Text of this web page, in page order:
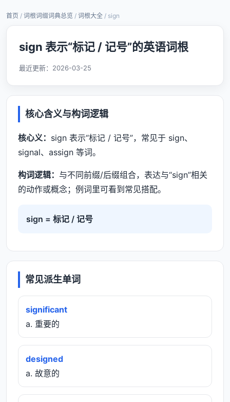
首页 / 词根词缀词典总览 / 词根大全 / sign
sign 表示“标记 / 记号”的英语词根
最近更新： 2026-03-25
核心含义与构词逻辑
核心义： sign 表示“标记 / 记号”，常见于 sign、
signal、assign 等词。
构词逻辑： 与不同前缀/后缀组合，表达与“sign”相关
的动作或概念；例词里可看到常见搭配。
sign = 标记 / 记号
常见派生单词
significant
a. 重要的
designed
a. 故意的